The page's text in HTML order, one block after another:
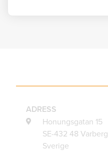
ADRESS
Honungsgatan 15
SE-432 48 Varberg
Sverige